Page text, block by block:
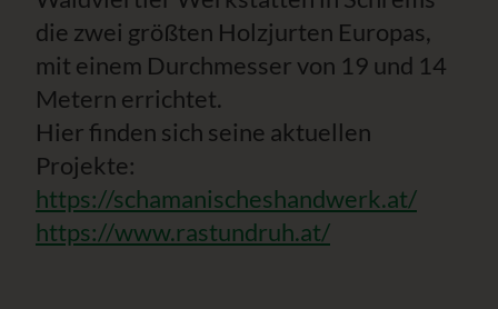
die zwei größten Holzjurten Europas,
mit einem Durchmesser von 19 und 14
Metern errichtet.
Hier finden sich seine aktuellen
Projekte:
https://schamanischeshandwerk.at/
https://www.rastundruh.at/